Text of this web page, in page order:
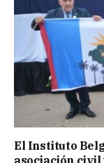
El Instituto